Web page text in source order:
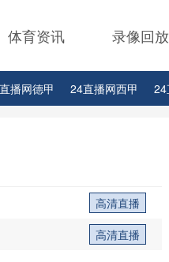
体育资讯 录像回放
播网德甲 24直播网西甲 24
高清直播
高清直播